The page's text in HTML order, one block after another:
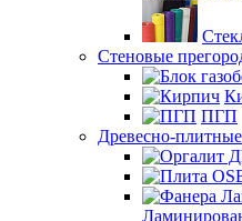
Стеновые
ПГП
Древесно-